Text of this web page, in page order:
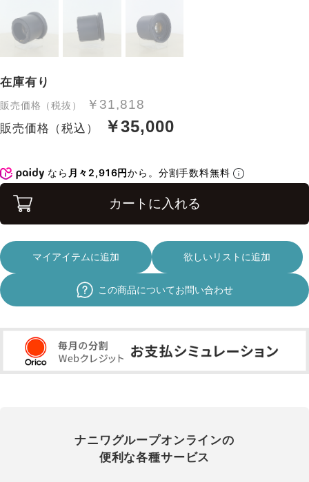
在庫有り
販売価格（税抜） ￥31,818
販売価格（税込） ￥35,000
なら 月々2,916円から。分割手数料無料
カートに入れる
マイアイテムに追加 欲しいリストに追加
この商品についてお問い合わせ
ナニワグループオンラインの
便利な各種サービス